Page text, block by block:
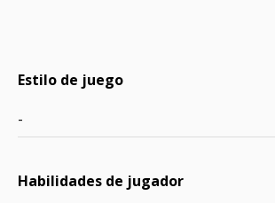
Estilo de juego
-
Habilidades de jugador